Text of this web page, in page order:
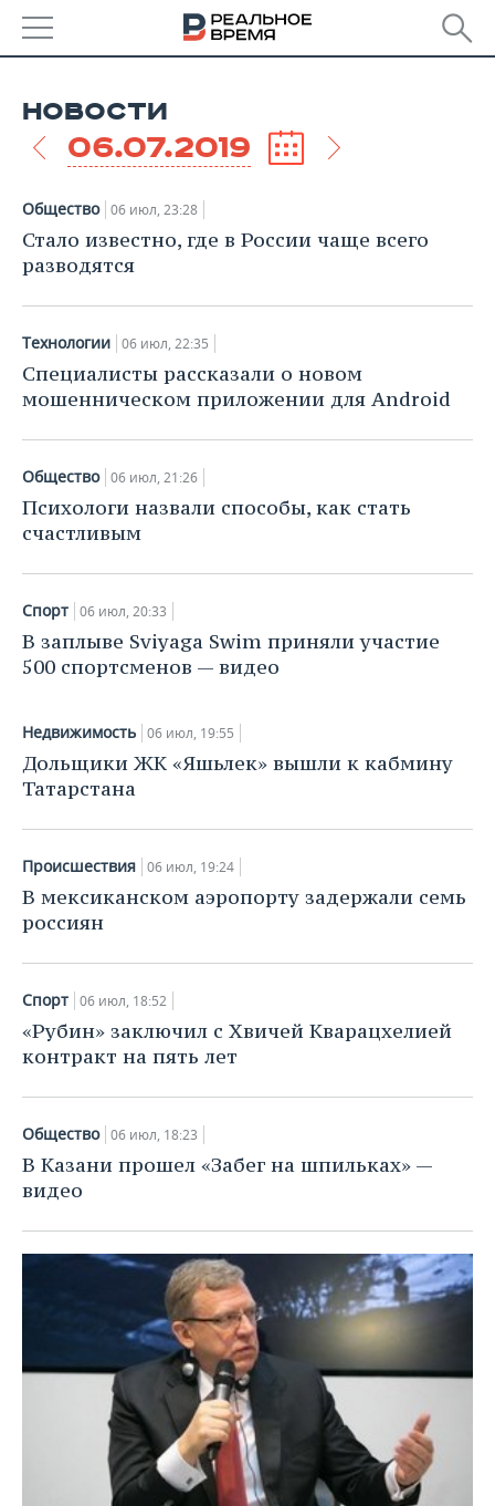
УДМУРТИЯ
НОВОСТИ
НОВОСТИ АНАЛИТИКИ
ДЕКЛАРАЦИИ О ДОХОДАХ
КОРОЛИ ГОСЗАКАЗА ПФО
ВУЗЫ ТАТАРСТАНА
КОМУ ПРИНАДЛЕЖАТ
ТАТАРСТАНА
ЭКОНОМИКА
НОВОСТИ ЭКОНОМИКИ
ФИНАНСЫ
БАНКИ
БЮДЖЕТ
ИНВЕСТИЦИИ
НОВОСТИ
ПРОМЫШЛЕННОСТИ
АГРОПРОМ
НЕФТЕХИМИЯ
ОПК
ЭНЕРГЕТИКА
НЕДВИЖИМОСТЬ
НОВОСТИ НЕДВИЖИМОСТИ
АВТО
НОВОСТИ АВТО
БИЗНЕС
НОВОСТИ БИЗНЕСА
РОЗНИЧНАЯ ТОРГОВЛЯ
УСЛУГИ
ТЕХНОЛОГИИ
НОВОСТИ ТЕХНОЛОГИЙ
МЕДИА
МЕРОПРИЯТИЯ
ВЫЕЗДНАЯ РЕДАКЦИЯ
ONLINE-КОНФЕРЕНЦИИ
ОТКРЫТАЯ ЛЕКЦИЯ
НОВОСТИ СПОРТА
ХОККЕЙ
БАСКЕТБОЛ
КИБЕРСПОРТ
ВОДНЫЕ ВИДЫ СПОРТА
ХОККЕЙ С МЯЧОМ
ОБЩЕСТВО
ВЛАСТЬ
ИНФРАСТРУКТУРА
КУЛЬТУРА
ОБРАЗОВАНИЕ
ПРОИСШЕСТВИЯ
СЮЖЕТЫ
СПРАВОЧНИК
СПИСОК КОМПАНИЙ
НОВОСТИ
06.07.2019
Общество 06 июл, 23:28
Стало известно, где в России чаще всего
разводятся
Технологии 06 июл, 22:35
Специалисты рассказали о новом
мошенническом приложении для Android
Общество 06 июл, 21:26
Психологи назвали способы, как стать
счастливым
Спорт 06 июл, 20:33
В заплыве Sviyaga Swim приняли участие
500 спортсменов — видео
Недвижимость 06 июл, 19:55
Дольщики ЖК «Яшьлек» вышли к кабмину
Татарстана
Происшествия 06 июл, 19:24
В мексиканском аэропорту задержали семь
россиян
Спорт 06 июл, 18:52
«Рубин» заключил с Хвичей Кварацхелией
контракт на пять лет
Общество 06 июл, 18:23
В Казани прошел «Забег на шпильках» —
видео